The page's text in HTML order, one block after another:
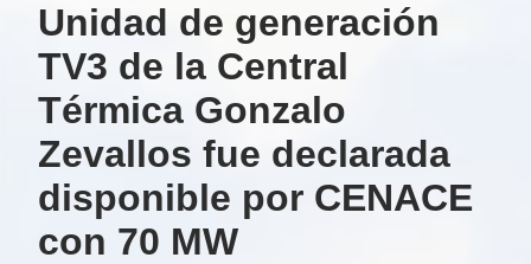
Unidad de generación
TV3 de la Central
Térmica Gonzalo
Zevallos fue declarada
disponible por CENACE
con 70 MW